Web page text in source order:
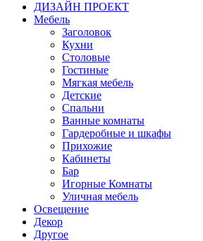
ДИЗАЙН ПРОЕКТ
Мебель
Заголовок
Кухни
Столовые
Гостиные
Мягкая мебель
Детские
Спальни
Ванные комнаты
Гардеробные и шкафы
Прихожие
Кабинеты
Бар
Игорные Комнаты
Уличная мебель
Освещение
Декор
Другое